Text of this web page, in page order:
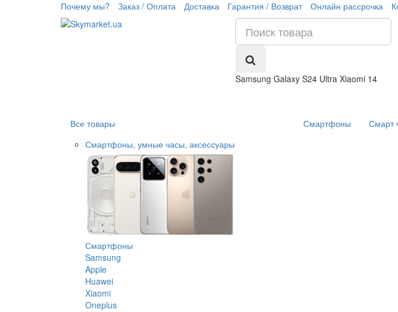
Почему мы? Заказ / Оплата Доставка Гарантия / Возврат Онлайн рассрочка
Samsung Galaxy S24 Ultra Xiaomi 14
Все товары
Смартфоны, умные часы, аксессуары
Смартфоны
Samsung
Apple
Huawei
Xiaomi
Oneplus
Смартфоны Смарт